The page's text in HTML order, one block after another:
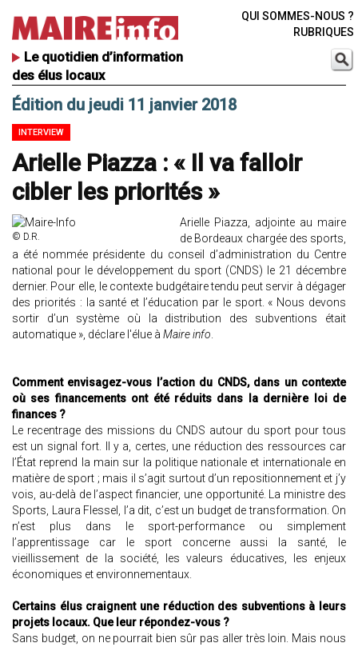
Le quotidien d’information
des élus locaux
QUI SOMMES-NOUS ?
RUBRIQUES
Édition du jeudi 11 janvier 2018
INTERVIEW
Arielle Piazza : « Il va falloir
cibler les priorités »
© D.R.
Arielle Piazza, adjointe au maire
de Bordeaux chargée des sports,
a été nommée présidente du conseil d’administration du Centre
national pour le développement du sport (CNDS) le 21 décembre
dernier. Pour elle, le contexte budgétaire tendu peut servir à dégager
des priorités : la santé et l’éducation par le sport. « Nous devons
sortir d’un système où la distribution des subventions était
automatique », déclare l'élue à Maire info.
Comment envisagez-vous l’action du CNDS, dans un contexte
où ses financements ont été réduits dans la dernière loi de
finances ?
Le recentrage des missions du CNDS autour du sport pour tous
est un signal fort. Il y a, certes, une réduction des ressources car
l’État reprend la main sur la politique nationale et internationale en
matière de sport ; mais il s’agit surtout d’un repositionnement et j’y
vois, au-delà de l’aspect financier, une opportunité. La ministre des
Sports, Laura Flessel, l’a dit, c’est un budget de transformation. On
n’est plus dans le sport-performance ou simplement
l’apprentissage car le sport concerne aussi la santé, le
vieillissement de la société, les valeurs éducatives, les enjeux
économiques et environnementaux.
Certains élus craignent une réduction des subventions à leurs
projets locaux. Que leur répondez-vous ?
Sans budget, on ne pourrait bien sûr pas aller très loin. Mais nous